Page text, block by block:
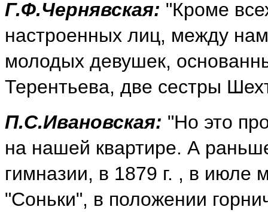
Г.Ф.Чернявская: "Кроме
настроенных лиц, между
молодых девушек,
Терентьева, две сестры
П.С.Ивановская: "Но это
на нашей квартире. А
гимназии, в 1879 г. , в июле
"Соньки", в положении